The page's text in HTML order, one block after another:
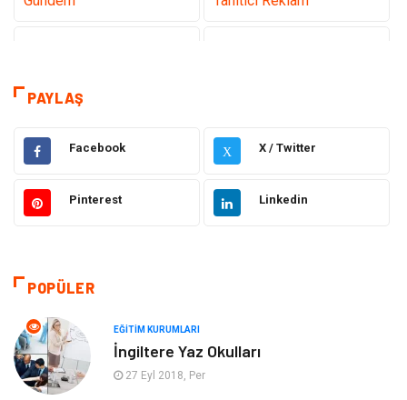
Dekorasyon
Gıda Elektrik Elektronik
Bilgisayar ve Yazılım Alışveriş
Hukuk
Otomotiv
Yapı İnşaat
PAYLAŞ
Facebook X X / Twitter
Pinterest Linkedin
POPÜLER
EĞITIM KURUMLARI
İngiltere Yaz Okulları
27 Eyl 2018, Per